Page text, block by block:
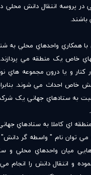
در پروسه انتقال دانش
با همکاري واحدهاي محلي به
خاص يک منطقه مي پردازند.
کنار و يا درون مجموعه هاي
احداث مي شوند.
به ستادهاي جهاني يک
منطقه اي کاملا به ستادهاي
توان نام " واسطه گر دانش"
ميان واحدهاي محلي و
و انتقال دانش را انجام